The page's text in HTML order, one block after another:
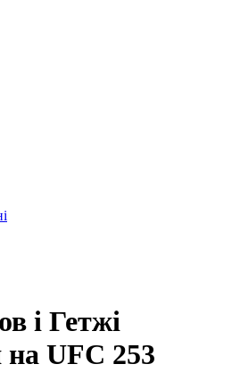
і Гетжі
на UFC 253